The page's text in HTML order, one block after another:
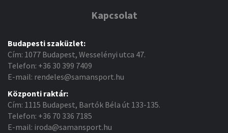
Kapcsolat
Budapesti szaküzlet:
Cím: 1077 Budapest, Wesselényi utca 47.
Telefon: +36 30 399 7409
E-mail: rendeles@samansport.hu
Központi raktár:
Cím: 1115 Budapest, Bartók Béla út 133-135.
Telefon: +36 70 336 7185
E-mail: iroda@samansport.hu